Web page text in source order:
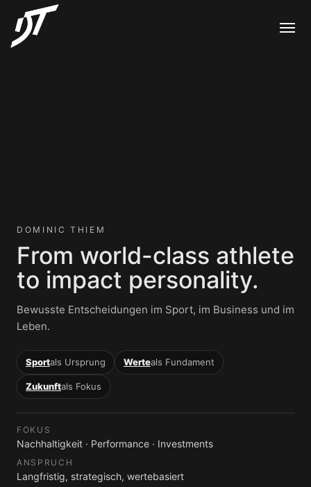
DOMINIC THIEM
From world-class athlete
to impact personality.
Bewusste Entscheidungen im Sport, im Business und im
Leben.
Sportals Ursprung Werteals Fundament
Zukunftals Fokus
FOKUS
Nachhaltigkeit · Performance · Investments
ANSPRUCH
Langfristig, strategisch, wertebasiert